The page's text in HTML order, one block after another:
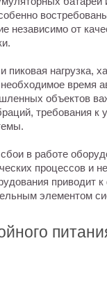
независимо от
нагрузка,
время
объектов
требования к
в работе
процессов и
приводит
элементом